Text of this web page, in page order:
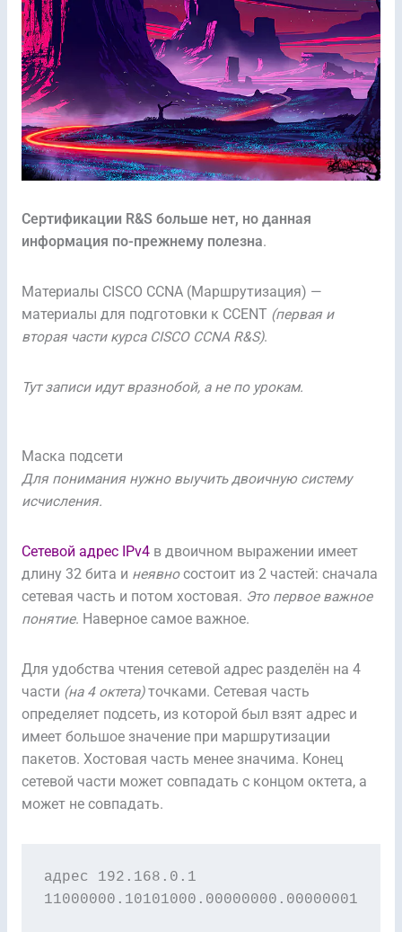
Сертификации R&S больше нет, но данная
информация по-прежнему полезна.
Материалы CISCO CCNA (Маршрутизация) —
материалы для подготовки к CCENT (первая и
вторая части курса CISCO CCNA R&S).
Тут записи идут вразнобой, а не по урокам.
Маска подсети
Для понимания нужно выучить двоичную систему
исчисления.
Сетевой адрес IPv4в двоичном выражении имеет
длину 32 бита и неявносостоит из 2 частей: сначала
сетевая часть и потом хостовая. Это первое важное
понятие. Наверное самое важное.
Для удобства чтения сетевой адрес разделён на 4
части (на 4 октета)точками. Сетевая часть
определяет подсеть, из которой был взят адрес и
имеет большое значение при маршрутизации
пакетов. Хостовая часть менее значима. Конец
сетевой части может совпадать с концом октета, а
может не совпадать.
адрес 192.168.0.1
11000000.10101000.00000000.00000001